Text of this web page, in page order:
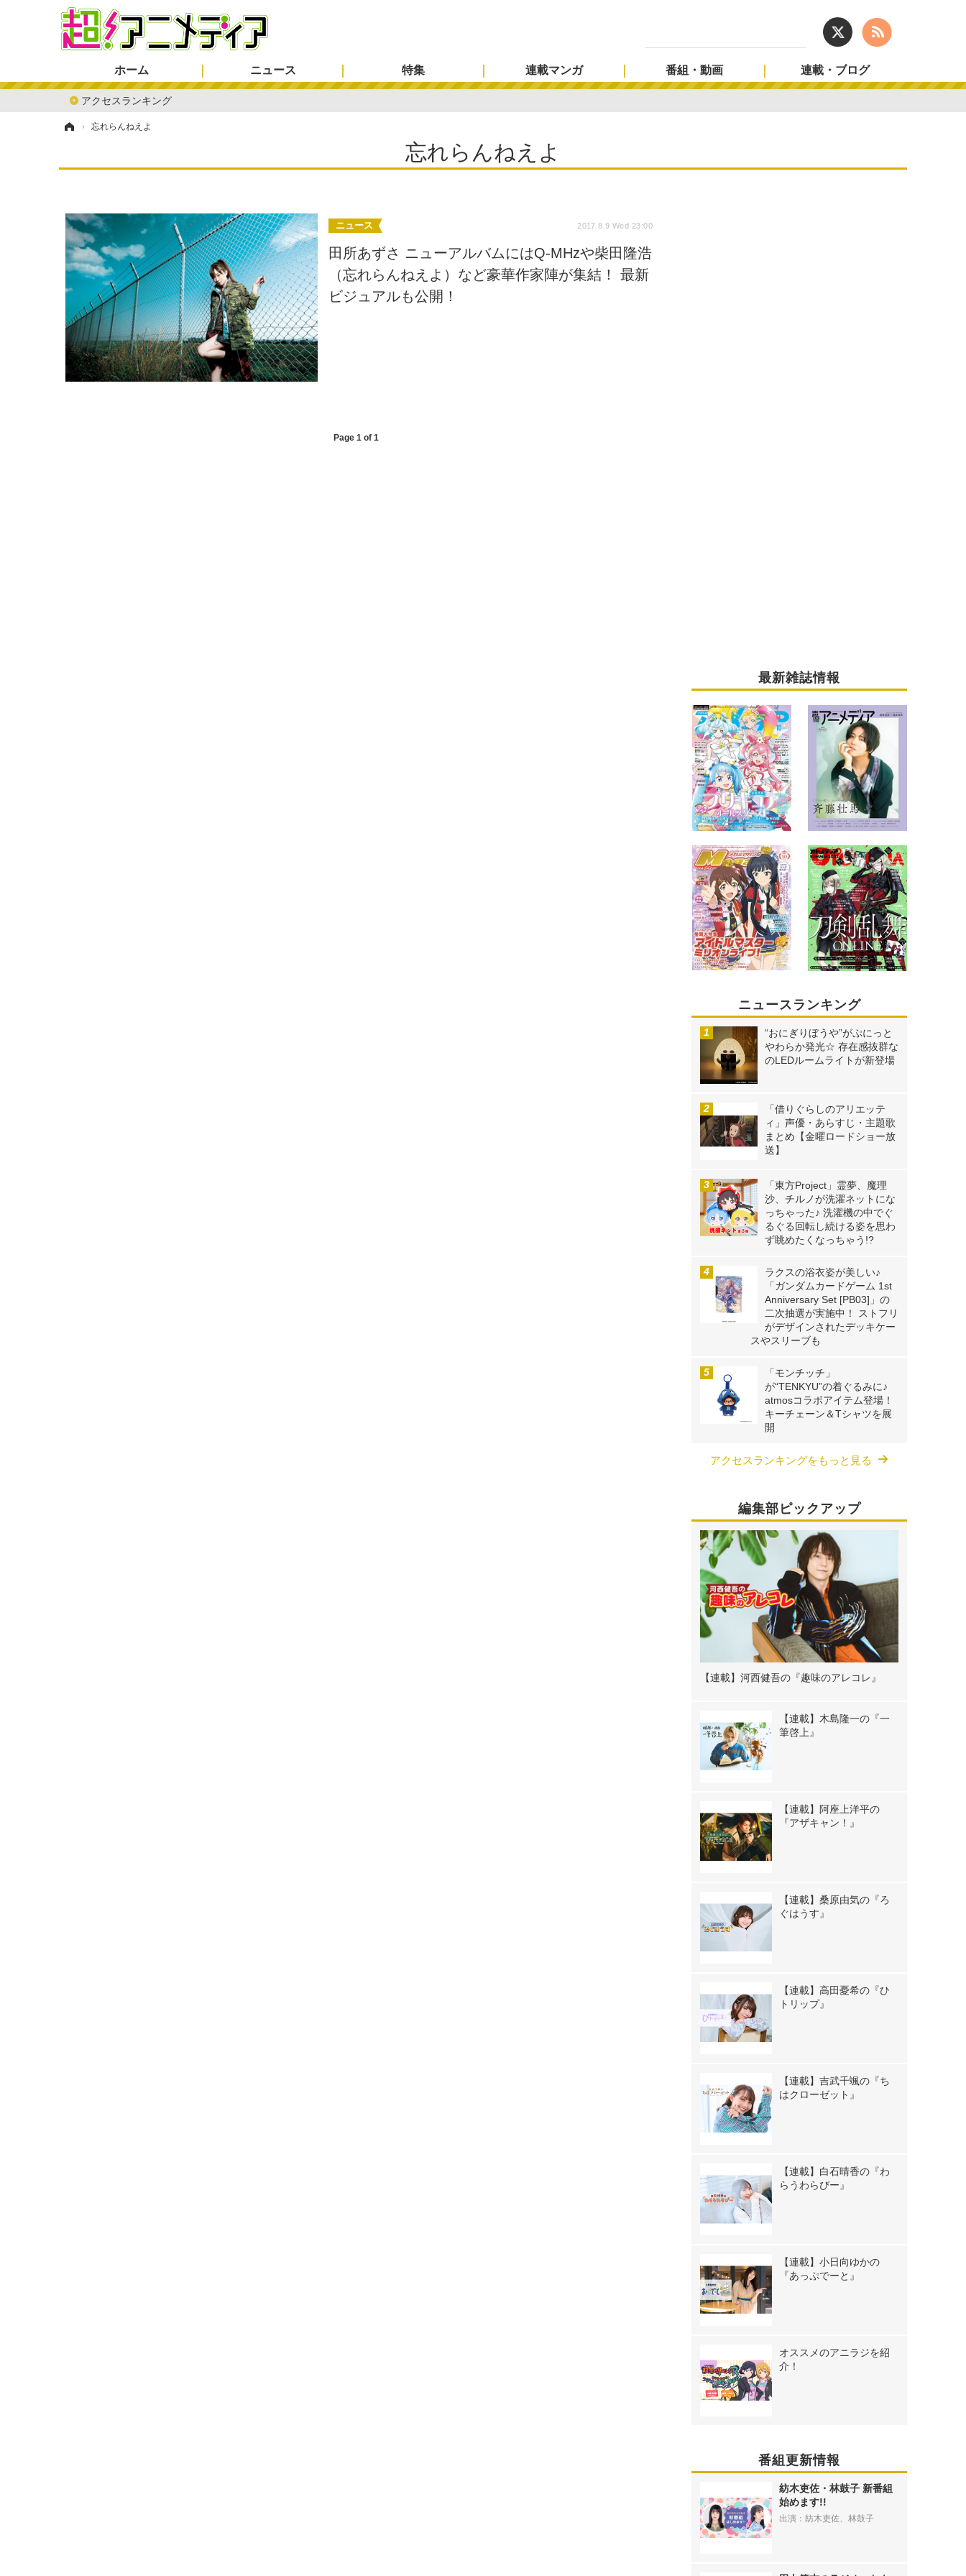
ホーム
アクセスランキング
ニュース 特集 連載マンガ 番組・動画 連載・ブログ
› 忘れらんねえよ
忘れらんねえよ
ニュース 2017.8.9 Wed 23:00
田所あずさ ニューアルバムにはQ-MHzや柴田隆浩
（忘れらんねえよ）など豪華作家陣が集結！ 最新
ビジュアルも公開！
Page 1 of 1
最新雑誌情報
ニュースランキング
“おにぎりぼうや”がぷにっと
やわらか発光☆ 存在感抜群な
のLEDルームライトが新登場
「借りぐらしのアリエッテ
ィ」声優・あらすじ・主題歌
まとめ【金曜ロードショー放
送】
「東方Project」霊夢、魔理
沙、チルノが洗濯ネットにな
っちゃった♪ 洗濯機の中でぐ
るぐる回転し続ける姿を思わ
ず眺めたくなっちゃう!?
ラクスの浴衣姿が美しい♪
「ガンダムカードゲーム 1st
Anniversary Set [PB03]」の
二次抽選が実施中！ ストフリ
がデザインされたデッキケー
スやスリーブも
「モンチッチ」
が“TENKYU”の着ぐるみに♪
atmosコラボアイテム登場！
キーチェーン＆Tシャツを展
開
アクセスランキングをもっと見る
編集部ピックアップ
【連載】河西健吾の『趣味のアレコレ』
【連載】木島隆一の『一
筆啓上』
【連載】阿座上洋平の
『アザキャン！』
【連載】桑原由気の『ろ
ぐはうす』
【連載】高田憂希の『ひ
トリップ』
【連載】吉武千颯の『ち
はクローゼット』
【連載】白石晴香の『わ
らうわらびー』
【連載】小日向ゆかの
『あっぷでーと』
オススメのアニラジを紹
介！
番組更新情報
紡木吏佐・林鼓子 新番組
始めます!!
出演：紡木吏佐、林鼓子